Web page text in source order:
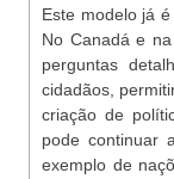
Este modelo já
No Canadá e
perguntas
cidadãos,
criação de
pode continuar
exemplo de